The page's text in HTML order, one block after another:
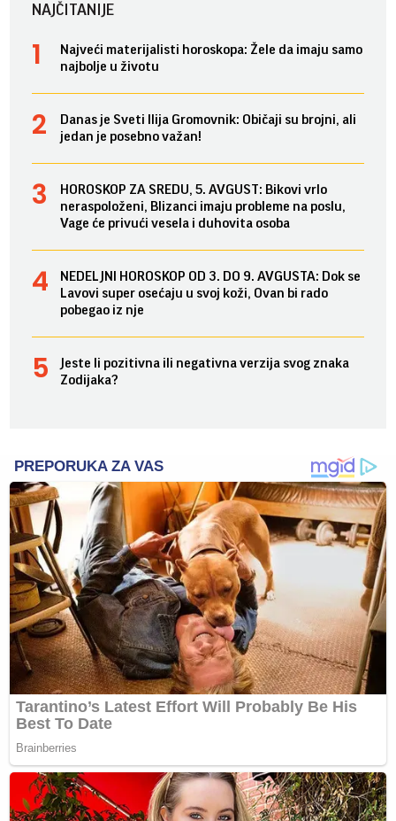
NAJČITANIJE
Najveći materijalisti horoskopa: Žele da imaju samo
najbolje u životu
Danas je Sveti Ilija Gromovnik: Običaji su brojni, ali
jedan je posebno važan!
HOROSKOP ZA SREDU, 5. AVGUST: Bikovi vrlo
neraspoloženi, Blizanci imaju probleme na poslu,
Vage će privući vesela i duhovita osoba
NEDELJNI HOROSKOP OD 3. DO 9. AVGUSTA: Dok se
Lavovi super osećaju u svoj koži, Ovan bi rado
pobegao iz nje
Jeste li pozitivna ili negativna verzija svog znaka
Zodijaka?